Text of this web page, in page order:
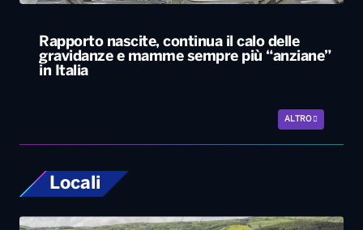
Rapporto nascite, continua il calo delle
gravidanze e mamme sempre più “anziane”
in Italia
ALTRO
Locali